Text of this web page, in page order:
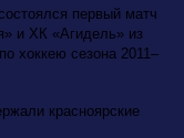
первый матч
и ХК «Агидель» из
хоккею сезона 2011–
красноярские